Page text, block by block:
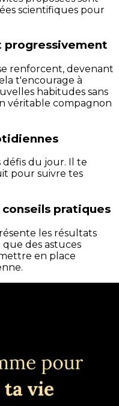
scientifiques pour
progressivement
renforcent, devenant
t'encourage à
habitudes sans
véritable compagnon
défis du jour. Il te
pour suivre tes
pratiques
les résultats
des astuces
en place